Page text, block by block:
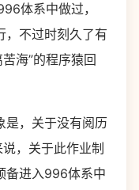
体系中做过，
，不过时刻久了有
海”的程序猿回
是，关于没有阅历
，关于此作业制
备进入996体系中